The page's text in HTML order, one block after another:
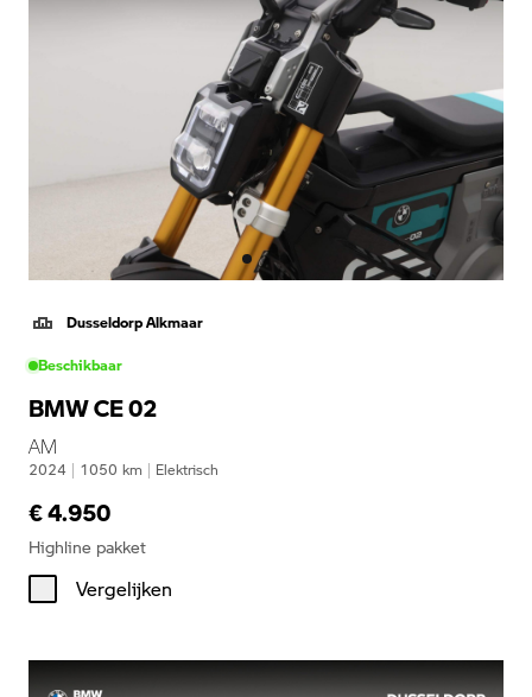
Dusseldorp Alkmaar
Beschikbaar
BMW CE 02
AM
2024 | 1050 km | Elektrisch
€ 4.950
Highline pakket
Vergelijken